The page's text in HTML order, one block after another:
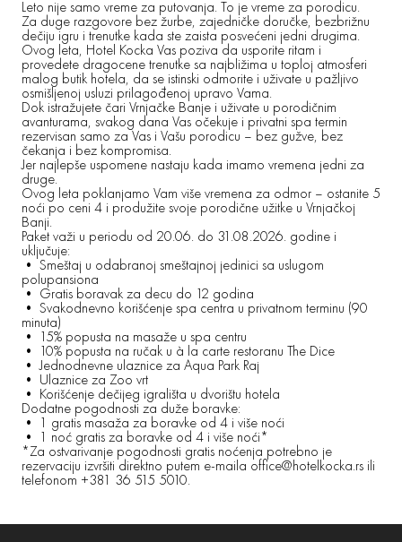
Leto nije samo vreme za putovanja. To je vreme za porodicu.
Za duge razgovore bez žurbe, zajedničke doručke, bezbrižnu
dečiju igru i trenutke kada ste zaista posvećeni jedni drugima.
Ovog leta, Hotel Kocka Vas poziva da usporite ritam i
provedete dragocene trenutke sa najbližima u toploj atmosferi
malog butik hotela, da se istinski odmorite i uživate u pažljivo
osmišljenoj usluzi prilagođenoj upravo Vama.
Dok istražujete čari Vrnjačke Banje i uživate u porodičnim
avanturama, svakog dana Vas očekuje i privatni spa termin
rezervisan samo za Vas i Vašu porodicu – bez gužve, bez
čekanja i bez kompromisa.
Jer najlepše uspomene nastaju kada imamo vremena jedni za
druge.
Ovog leta poklanjamo Vam više vremena za odmor – ostanite 5
noći po ceni 4 i produžite svoje porodične užitke u Vrnjačkoj
Banji.
Paket važi u periodu od 20.06. do 31.08.2026. godine i
uključuje:
• Smeštaj u odabranoj smeštajnoj jedinici sa uslugom
polupansiona
• Gratis boravak za decu do 12 godina
• Svakodnevno korišćenje spa centra u privatnom terminu (90
minuta)
• 15% popusta na masaže u spa centru
• 10% popusta na ručak u à la carte restoranu The Dice
• Jednodnevne ulaznice za Aqua Park Raj
• Ulaznice za Zoo vrt
• Korišćenje dečijeg igrališta u dvorištu hotela
Dodatne pogodnosti za duže boravke:
• 1 gratis masaža za boravke od 4 i više noći
• 1 noć gratis za boravke od 4 i više noći*
*Za ostvarivanje pogodnosti gratis noćenja potrebno je
rezervaciju izvršiti direktno putem e-maila office@hotelkocka.rs ili
telefonom +381 36 515 5010.